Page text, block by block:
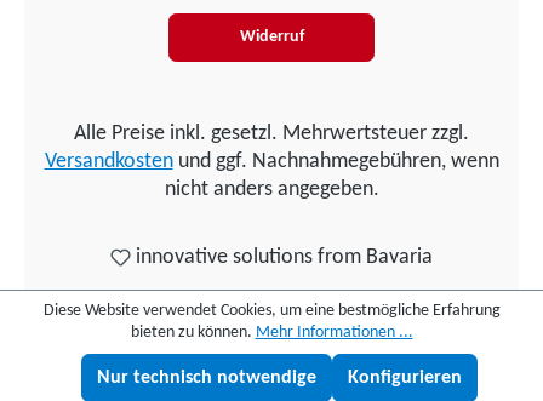
Widerruf
Alle Preise inkl. gesetzl. Mehrwertsteuer zzgl.
Versandkostenund ggf. Nachnahmegebühren, wenn
nicht anders angegeben.
innovative solutions from Bavaria
Diese Website verwendet Cookies, um eine bestmögliche Erfahrung
bieten zu können. Mehr Informationen ...
Nur technisch notwendige Konfigurieren